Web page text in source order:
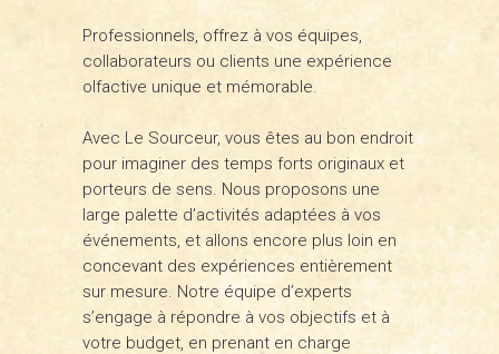
Professionnels, offrez à vos équipes,
collaborateurs ou clients une expérience
olfactive unique et mémorable.
Avec Le Sourceur, vous êtes au bon endroit
pour imaginer des temps forts originaux et
porteurs de sens. Nous proposons une
large palette d’activités adaptées à vos
événements, et allons encore plus loin en
concevant des expériences entièrement
sur mesure. Notre équipe d’experts
s’engage à répondre à vos objectifs et à
votre budget, en prenant en charge